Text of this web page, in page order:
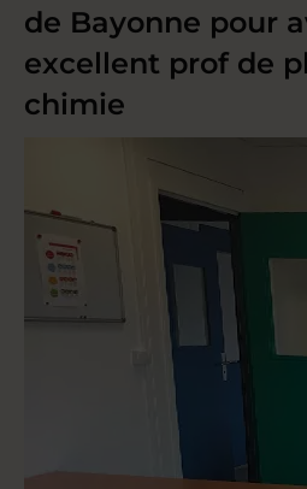
de Bayonne pour
excellent prof de
chimie